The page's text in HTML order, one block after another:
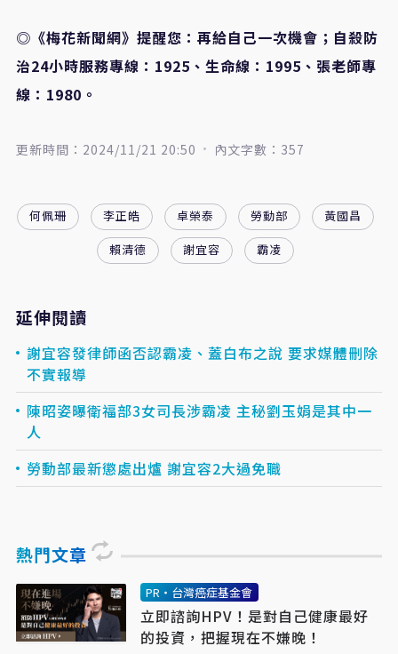
◎《梅花新聞網》提醒您：再給自己一次機會；自殺防
治24小時服務專線：1925、生命線：1995、張老師專
線：1980。
更新時間：2024/11/21 20:50 內文字數：357
何佩珊 李正皓 卓榮泰 勞動部
黃國昌
賴清德
謝宜容 霸凌
延伸閱讀
謝宜容發律師函否認霸凌、蓋白布之說 要求媒體刪除
不實報導
陳昭姿曝衛福部3女司長涉霸凌 主秘劉玉娟是其中一
人
勞動部最新懲處出爐 謝宜容2大過免職
熱門文章
PR・台灣癌症基金會
立即諮詢HPV！是對自己健康最好
的投資，把握現在不嫌晚！